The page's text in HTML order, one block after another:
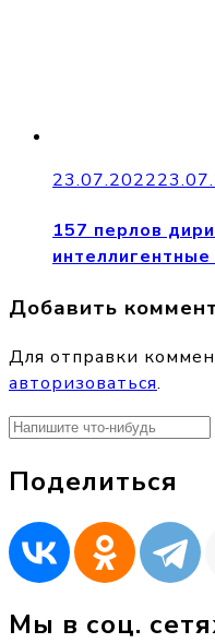
23.07.2022
157 перлов
Добавить
Для отправки
авторизоваться.
Найти:
Поделиться
Мы в соц.